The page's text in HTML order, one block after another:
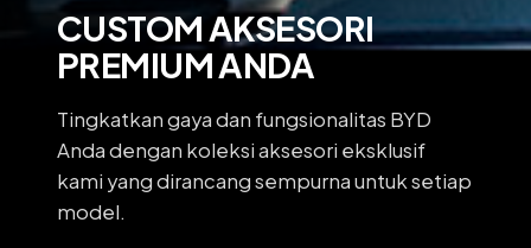
CUSTOM AKSESORI
PREMIUM ANDA
Tingkatkan gaya dan fungsionalitas BYD
Anda dengan koleksi aksesori eksklusif
kami yang dirancang sempurna untuk setiap
model.